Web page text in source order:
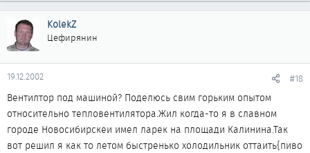
KolekZ
Цефирянин
19.12.2002 #18
Вентилтор под машиной? Поделюсь свим горьким опытом
относительно тепловентилятора.Жил когда-то я в славном
городе Новосибирскеи имел ларек на площади Калинина.Так
вот решил я как то летом быстренько холодильник оттаить{пиво